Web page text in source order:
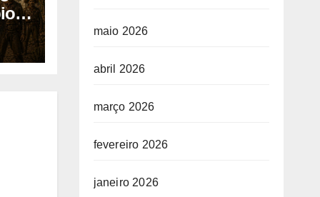
maio 2026
abril 2026
março 2026
fevereiro 2026
janeiro 2026